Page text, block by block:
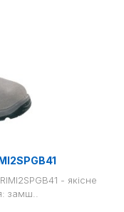
- якісне
замш..